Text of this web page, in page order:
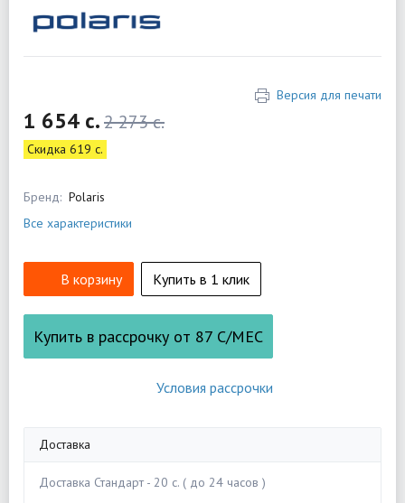
Версия для печати
1 654 c.2 273 c.
Скидка 619 c.
Бренд: Polaris
Все характеристики
В корзину Купить в 1 клик
Купить в рассрочку от 87 С/МЕС
Условия рассрочки
Доставка
Доставка Стандарт - 20 c. ( до 24 часов )